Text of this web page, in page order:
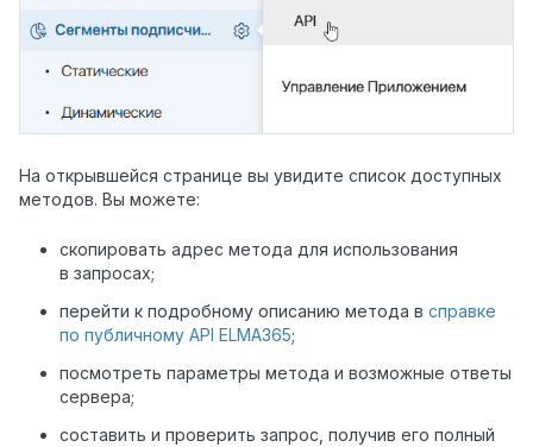
На открывшейся странице вы увидите список доступных
методов. Вы можете:
скопировать адрес метода для использования
в запросах;
перейти к подробному описанию метода в справке
по публичному API ELMA365;
посмотреть параметры метода и возможные ответы
сервера;
составить и проверить запрос, получив его полный